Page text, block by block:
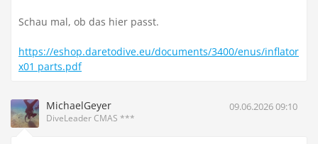
Schau mal, ob das hier passt.
https://eshop.daretodive.eu/documents/3400/enus/inflator
x01 parts.pdf
MichaelGeyer
DiveLeader CMAS ***
09.06.2026 09:10